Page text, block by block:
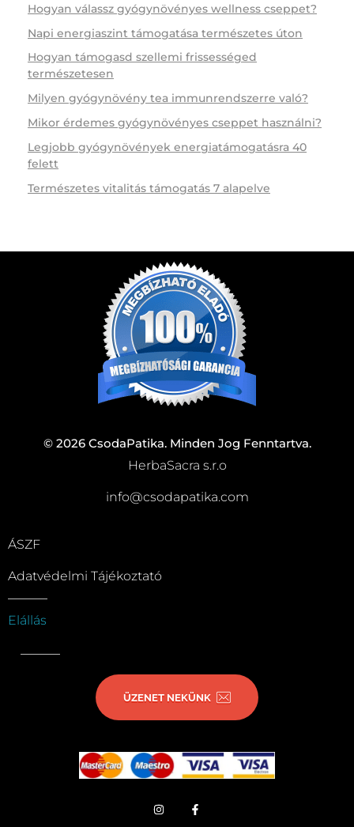
Hogyan válassz gyógynövényes wellness cseppet?
Napi energiaszint támogatása természetes úton
Hogyan támogasd szellemi frissességed
természetesen
Milyen gyógynövény tea immunrendszerre való?
Mikor érdemes gyógynövényes cseppet használni?
Legjobb gyógynövények energiatámogatásra 40
felett
Természetes vitalitás támogatás 7 alapelve
© 2026 CsodaPatika. Minden Jog Fenntartva.
HerbaSacra s.r.o
info@csodapatika.com
ÁSZF
Adatvédelmi Tájékoztató
Elállás
ÜZENET NEKÜNK